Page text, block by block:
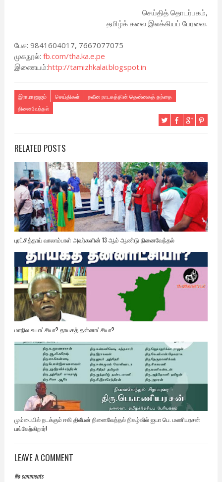
செய்தித் தொடர்பகம்,
தமிழ்க் கலை இலக்கியப் பேரவை.
பேச: 9841604017, 7667077075
முகநூல்: fb.com/tha.ka.e.pe
இணையம்:http://tamizhkalai.blogspot.in
இராமானுஜம் செய்திகள்
நவீன நாடகத்தின் தென்னகத் தந்தை
நினைவேந்தல்
RELATED POSTS
புரட்சித்தாய் வாலாம்பாள் அவர்களின் 13 ஆம் ஆண்டு நினைவேந்தல்
மாநில சுயாட்சியா? தாயகத் தன்னாட்சியா?
மும்பையில் நடக்கும் ஈகி திலீபன் நினைவேந்தல் நிகழ்வில் ஐயா பெ. மணியரசன்
பங்கேற்கிறார்!
LEAVE A COMMENT
No comments